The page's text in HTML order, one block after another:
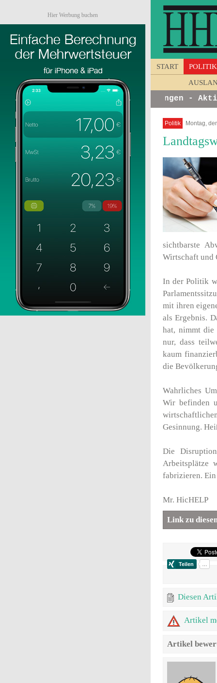
Hier Werbung buchen
START POLITIK
von Unternehmen - Ankündigungen -
Politik Montag,
sichtbarste
Wirtschaft und
In der Politik
mit ihren
als Ergebnis.
hat, nimmt die
nur, dass
kaum
die
Wahrliches
Wir befinden
Gesinnung.
Die
Arbeitsplätze
fabrizieren.
Mr. HicHELP
Link zu
Diesen
Artikel
Artikel